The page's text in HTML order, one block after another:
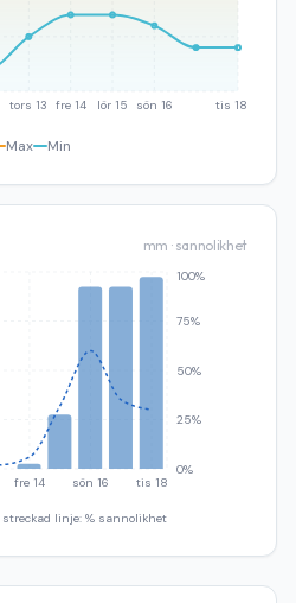
tors 13 fre 14 lör 15 sön 16 tis 18
Max Min
mm · sannolikhet
fre 14 sön 16 tis 18
0%
25%
50%
75%
100%
streckad linje: % sannolikhet